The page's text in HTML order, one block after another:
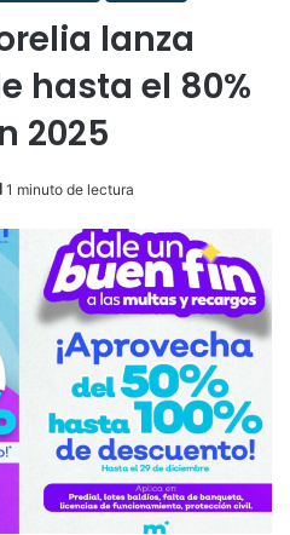
lanza
hasta el 80%
2025
1 minuto de lectura